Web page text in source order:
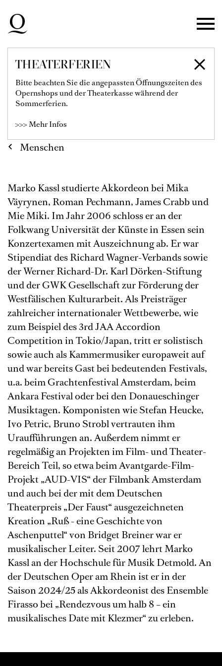
Zur Hauptnavigation springen
Zum Hauptinhalt springen
Zum Footer springen
THEATERFERIEN
Bitte beachten Sie die angepassten Öffnungszeiten des
Opernshops und der Theaterkasse während der
Sommerferien.
>>> Mehr Infos
MARKO KASSL
Menschen
Marko Kassl studierte Akkordeon bei Mika
Väyrynen, Roman Pechmann, James Crabb und
Mie Miki. Im Jahr 2006 schloss er an der
Folkwang Universität der Künste in Essen sein
Konzertexamen mit Auszeichnung ab. Er war
Stipendiat des Richard Wagner-Verbands sowie
der Werner Richard-Dr. Karl Dörken-Stiftung
und der GWK Gesellschaft zur Förderung der
Westfälischen Kulturarbeit. Als Preisträger
zahlreicher internationaler Wettbewerbe, wie
zum Beispiel des 3rd JAA Accordion
Competition in Tokio/Japan, tritt er solistisch
sowie auch als Kammermusiker europaweit auf
und war bereits Gast bei bedeutenden Festivals,
u.a. beim Grachtenfestival Amsterdam, beim
Ankara Festival oder bei den Donaueschinger
Musiktagen. Komponisten wie Stefan Heucke,
Ivo Petric, Bruno Strobl vertrauten ihm
Uraufführungen an. Außerdem nimmt er
regelmäßig an Projekten im Film- und Theater-
Bereich Teil, so etwa beim Avantgarde-Film-
Projekt „AUD-VIS“ der Filmbank Amsterdam
und auch bei der mit dem Deutschen
Theaterpreis „Der Faust“ ausgezeichneten
Kreation „Ruß - eine Geschichte von
Aschenputtel“ von Bridget Breiner war er
musikalischer Leiter. Seit 2007 lehrt Marko
Kassl an der Hochschule für Musik Detmold. An
der Deutschen Oper am Rhein ist er in der
Saison 2024/25 als Akkordeonist des Ensemble
Firasso bei „Rendezvous um halb 8 – ein
musikalisches Date mit Klezmer“ zu erleben.